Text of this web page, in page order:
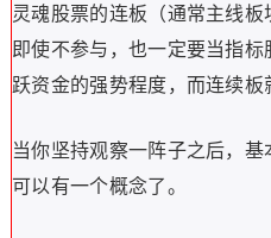
灵魂股票的连板（通常主线
即使不参与，也一定要当指
跃资金的强势程度，而连续板
当你坚持观察一阵子之后，
可以有一个概念了。